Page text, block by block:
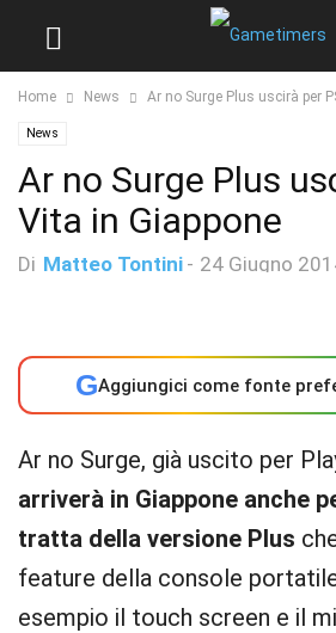
Home News Ar no Surge Plus uscirà per
News
Ar no Surge Plus
Vita in Giappone
Di Matteo Tontini - 24 Giugno
GAggiungici come fonte
Ar no Surge, già uscito per
arriverà in Giappone anche
tratta della versione Plus
feature della console
esempio il touch screen e il